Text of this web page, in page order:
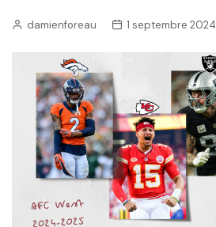
damienforeau 1 septembre 2024